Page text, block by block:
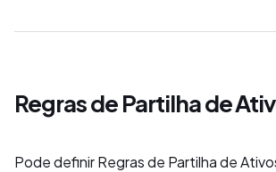
Regras de Partilha de
Pode definir Regras de Partilha de